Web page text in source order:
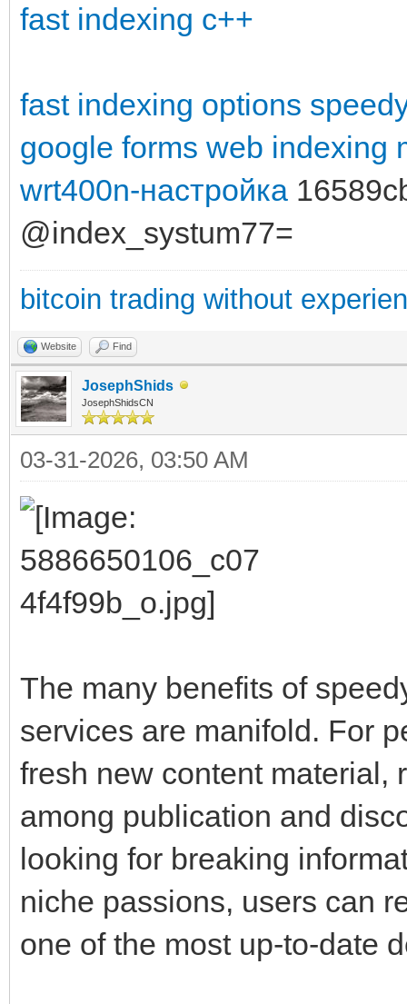
fast indexing c++
fast indexing options
google forms web indexing
wrt400n-настройка
@index_systum77=
bitcoin trading without
Website Find
JosephShids
JosephShidsCN
03-31-2026, 03:50 AM
The many benefits of
services are manifold. For
fresh new content material,
among publication and
looking for breaking
niche passions, users can
one of the most up-to-date